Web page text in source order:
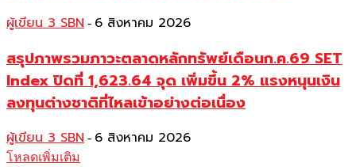
ผู้เขียน 3 SBN - 6 สิงหาคม 2026
สรุปภาพรวมภาวะตลาดหลักทรัพย์เดือนก.ค.69 SET
Index ปิดที่ 1,623.64 จุด เพิ่มขึ้น 2% แรงหนุนเงิน
ลงทุนต่างชาติที่ไหลเข้าอย่างต่อเนื่อง
ผู้เขียน 3 SBN - 6 สิงหาคม 2026
โหลดเพิ่มเติม